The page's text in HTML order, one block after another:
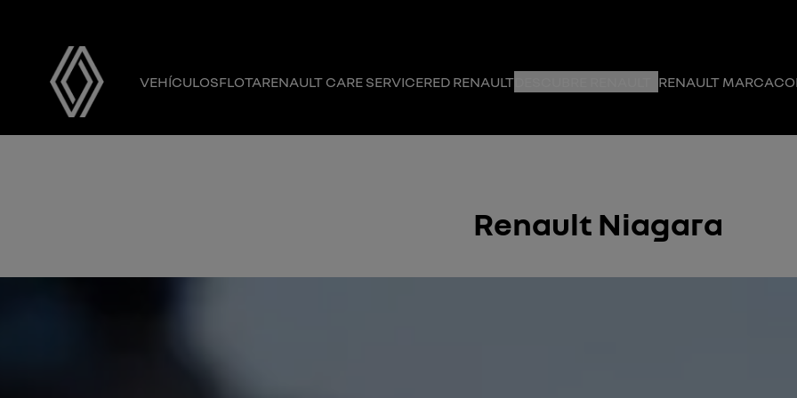
VEHÍCULOSFLOTARENAULT CARE SERVICERED RENAULT RENAULT MARCA
Renault Niagara